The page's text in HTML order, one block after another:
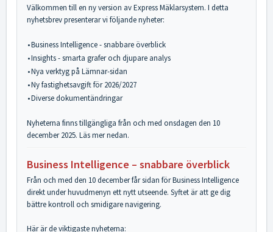
Välkommen till en ny version av Express Mäklarsystem. I detta
nyhetsbrev presenterar vi följande nyheter:
•Business Intelligence - snabbare överblick
•Insights - smarta grafer och djupare analys
•Nya verktyg på Lämnar-sidan
•Ny fastighetsavgift för 2026/2027
•Diverse dokumentändringar
Nyheterna finns tillgängliga från och med onsdagen den 10
december 2025. Läs mer nedan.
Business Intelligence – snabbare överblick
Från och med den 10 december får sidan för Business Intelligence
direkt under huvudmenyn ett nytt utseende. Syftet är att ge dig
bättre kontroll och smidigare navigering.
Här är de viktigaste nyheterna: